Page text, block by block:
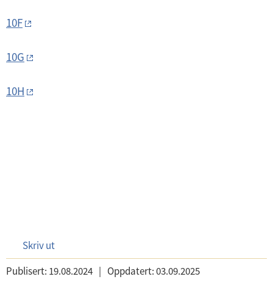
10F
10G
10H
Skriv ut
Publisert: 19.08.2024 | Oppdatert:03.09.2025